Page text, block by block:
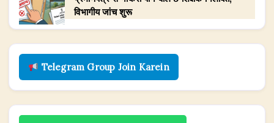
विभागीय जांच शुरू
Telegram Group Join Karein